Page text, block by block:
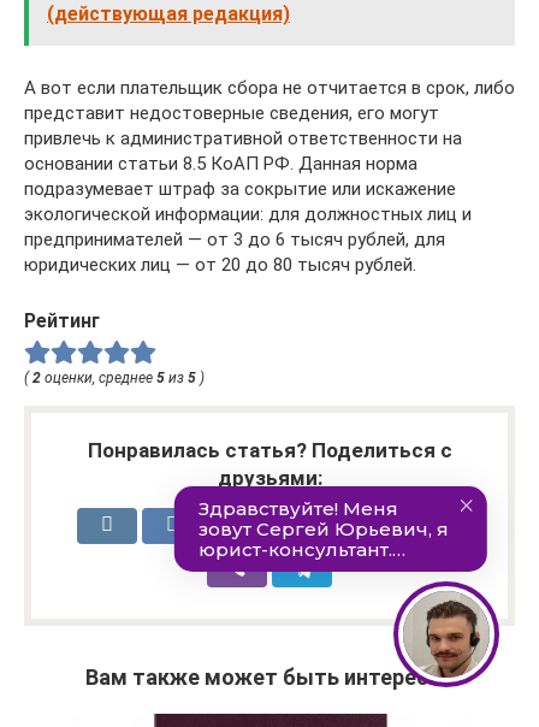
(действующая редакция)
А вот если плательщик сбора не отчитается в срок, либо
представит недостоверные сведения, его могут
привлечь к административной ответственности на
основании статьи 8.5 КоАП РФ. Данная норма
подразумевает штраф за сокрытие или искажение
экологической информации: для должностных лиц и
предпринимателей — от 3 до 6 тысяч рублей, для
юридических лиц — от 20 до 80 тысяч рублей.
Рейтинг
(2 оценки, среднее 5 из 5 )
Понравилась статья? Поделиться с
друзьями:
Вам также может быть интересно